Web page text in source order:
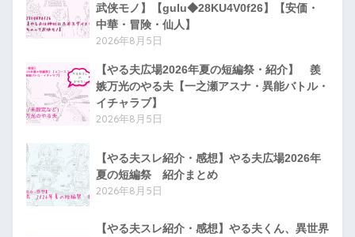
武侠モノ】【gulu◆28KU4V0f26】【安価・
中華・冒険・仙人】
2026年8月5日
【やる夫広場2026年夏の短編祭・紹介】 羨
嫉万光のやる夫【一之瀬アスナ・異能バトル・
イチャラブ】
2026年8月5日
【やる夫スレ紹介・感想】やる夫広場2026年
夏の短編祭 紹介まとめ
2026年8月5日
【やる夫スレ紹介・感想】やる夫くん、異世界